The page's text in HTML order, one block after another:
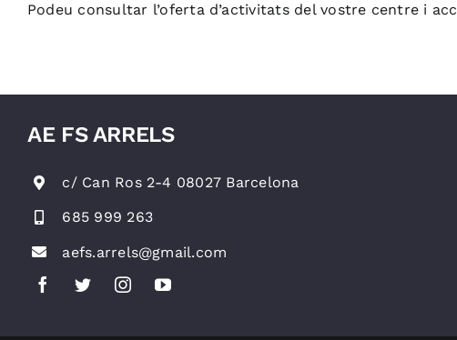
Podeu consultar l’oferta d’activitats del vostre centre i
AE FS ARRELS
c/ Can Ros 2-4 08027 Barcelona
685 999 263
aefs.arrels@gmail.com